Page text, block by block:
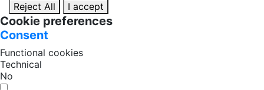
Reject All
I accept
Cookie preferences
Consent
Functional cookies
Technical
No